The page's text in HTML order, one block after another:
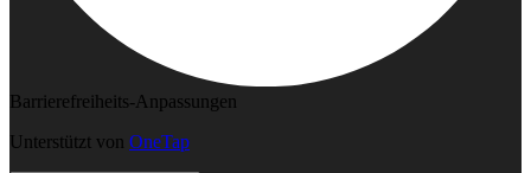
Barrierefreiheits-Anpassungen
Unterstützt von OneTap